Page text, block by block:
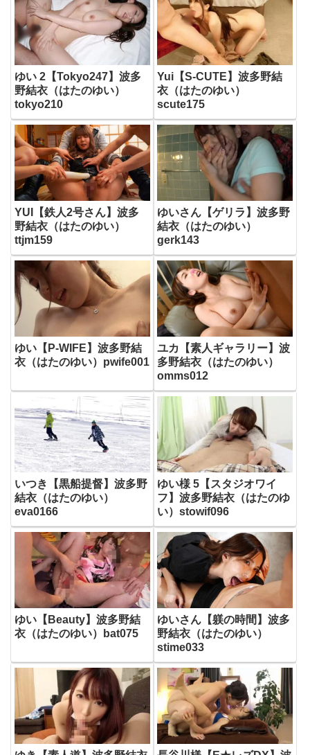
ゆい 2【Tokyo247】波多
野結衣（はたのゆい）
tokyo210
Yui【S-CUTE】波多野結
衣（はたのゆい）
scute175
YUI【鉄人2号さん】波多
野結衣（はたのゆい）
ttjm159
ゆいさん【ゲリラ】波多野
結衣（はたのゆい）
gerk143
ゆい【P-WIFE】波多野結
衣（はたのゆい）pwife001
ユカ【素人ギャラリー】波
多野結衣（はたのゆい）
omms012
いつき【黒船提督】波多野
結衣（はたのゆい）
eva0166
ゆい様 5【スタジオワイ
フ】波多野結衣（はたのゆ
い）stowif096
ゆい【Beauty】波多野結
衣（はたのゆい）bat075
ゆいさん【躾の時間】波多
野結衣（はたのゆい）
stime033